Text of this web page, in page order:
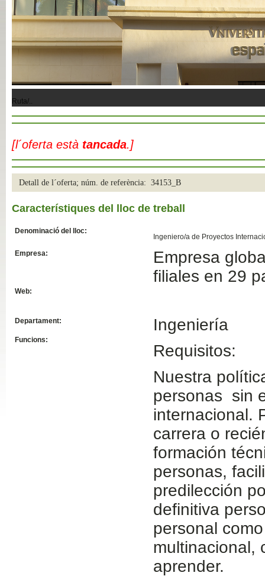
Ruta/..
[l´oferta està tancada.]
Detall de l´oferta; núm. de referència: 34153_B
Característiques del lloc de treball
Denominació del lloc:
Ingeniero/a de Proyectos
Empresa:
Empresa
filiales en 29
Web:
Departament: Ingeniería
Funcions:
Requisitos:
Nuestra
personas sin
internacional.
carrera o
formación
personas,
predilección
definitiva
personal
multinacional,
aprender.